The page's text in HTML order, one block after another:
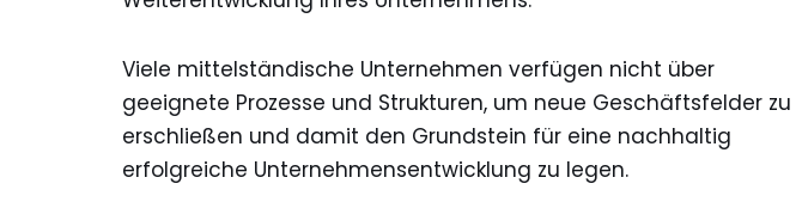
Viele mittelständische Unternehmen verfügen nicht über
geeignete Prozesse und Strukturen, um neue Geschäftsfelder zu
erschließen und damit den Grundstein für eine nachhaltig
erfolgreiche Unternehmensentwicklung zu legen.